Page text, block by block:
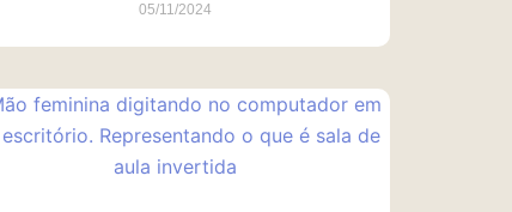
05/11/2024